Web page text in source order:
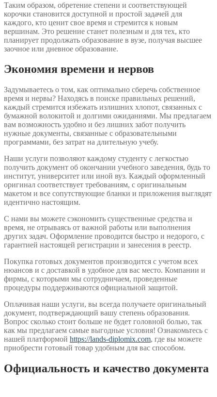
Таким образом, обретение степени и соответствующей
корочки становится доступной и простой задачей для
каждого, кто ценит свое время и стремится к новым
вершинам. Это решение станет полезным и для тех, кто
планирует продолжать образование в вузе, получая высшее
заочное или дневное образование.
Экономия времени и нервов
Задумываетесь о том, как оптимально сберечь собственное
время и нервы? Находясь в поиске правильных решений,
каждый стремится избежать излишних хлопот, связанных с
бумажной волокитой и долгими ожиданиями. Мы предлагаем
вам возможность удобно и без лишних забот получить
нужные документы, связанные с образовательными
программами, без затрат на длительную учебу.
Наши услуги позволяют каждому студенту с легкостью
получить документ об окончании учебного заведения, будь то
институт, университет или иной вуз. Каждый оформленный
оригинал соответствует требованиям, с оригинальным
макетом и все сопутствующие бланки и приложения выглядят
идентично настоящим.
С нами вы можете сэкономить существенные средства и
время, не отрываясь от важной работы или выполнения
других задач. Оформление проводится быстро и недорого, с
гарантией настоящей регистрации и занесения в реестр.
Покупка готовых документов производится с учетом всех
нюансов и с доставкой в удобное для вас место. Компании и
фирмы, с которыми мы сотрудничаем, проведенные
процедуры поддерживаются официальной защитой.
Оплачивая наши услуги, вы всегда получаете оригинальный
документ, подтверждающий вашу степень образования.
Вопрос сколько стоит больше не будет головной болью, так
как мы предлагаем самые выгодные условия! Ознакомьтесь с
нашей платформой https://lands-diplomix.com, где вы можете
приобрести готовый товар удобным для вас способом.
Официальность и качество документа